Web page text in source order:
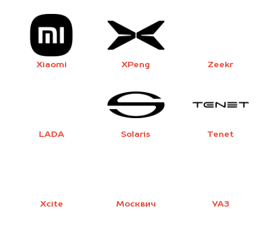
Xiaomi XPeng Zeekr
LADA Solaris Tenet
Xcite Москвич УАЗ